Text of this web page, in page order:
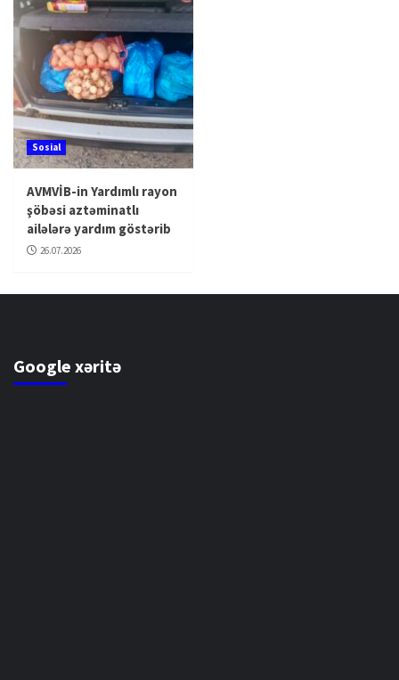
Sosial
AVMVİB-in Yardımlı rayon
şöbəsi aztəminatlı
ailələrə yardım göstərib
26.07.2026
Google xəritə